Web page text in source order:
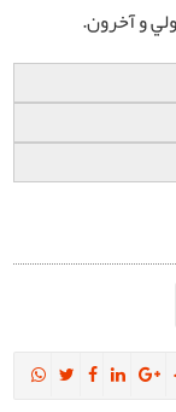
و آخرون.